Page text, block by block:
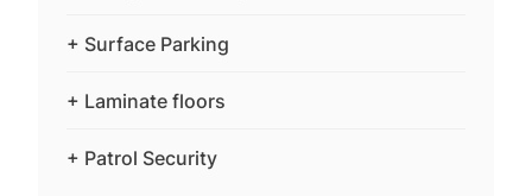
+ Surface Parking
+ Laminate floors
+ Patrol Security